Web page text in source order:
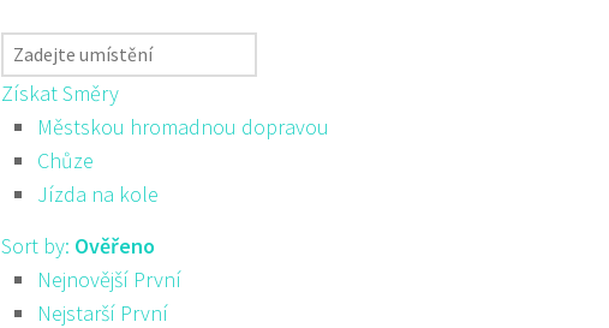
Získat Směry
Městskou hromadnou dopravou
Chůze
Jízda na kole
Sort by: Ověřeno
Nejnovější První
Nejstarší První